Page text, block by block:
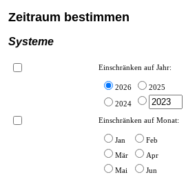
Zeitraum bestimmen
Systeme
Einschränken auf Jahr:
2026
2025
2024
Einschränken auf Monat:
Jan
Feb
Mär
Apr
Mai
Jun